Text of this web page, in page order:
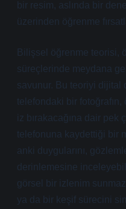
bir resim, aslında bir
üzerinden öğrenme
Bilişsel öğrenme teorisi,
süreçlerinde meydana
savunur. Bu teoriyi dijital
telefondaki bir
iz bırakacağına dair pek
telefonuna kaydettiği bir
anki duygularını,
derinlemesine
görsel bir izlenim
ya da bir keşif sürecini